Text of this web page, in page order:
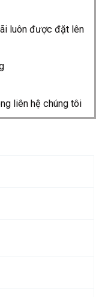
luôn được đặt lên
liên hệ chúng tôi